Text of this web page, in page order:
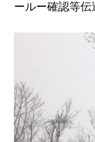
ールー確認等伝